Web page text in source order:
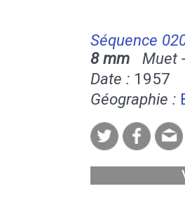
Séquence
8 mm Muet
Date : 1957
Géographie :